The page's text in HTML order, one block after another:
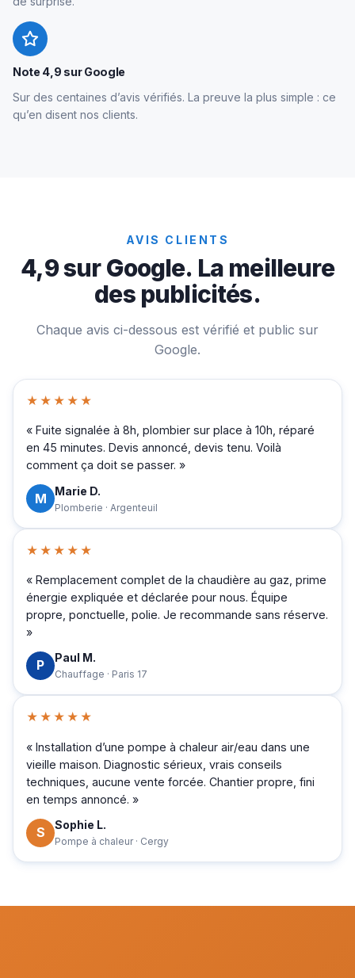
Note 4,9 sur Google
Sur des centaines d’avis vérifiés. La preuve la plus simple : ce
qu’en disent nos clients.
AVIS CLIENTS
4,9 sur Google. La meilleure
des publicités.
Chaque avis ci-dessous est vérifié et public sur
Google.
★★★★★
« Fuite signalée à 8h, plombier sur place à 10h, réparé
en 45 minutes. Devis annoncé, devis tenu. Voilà
comment ça doit se passer. »
M Marie D.
Plomberie · Argenteuil
★★★★★
« Remplacement complet de la chaudière au gaz, prime
énergie expliquée et déclarée pour nous. Équipe
propre, ponctuelle, polie. Je recommande sans réserve.
»
P Paul M.
Chauffage · Paris 17
★★★★★
« Installation d’une pompe à chaleur air/eau dans une
vieille maison. Diagnostic sérieux, vrais conseils
techniques, aucune vente forcée. Chantier propre, fini
en temps annoncé. »
S Sophie L.
Pompe à chaleur · Cergy